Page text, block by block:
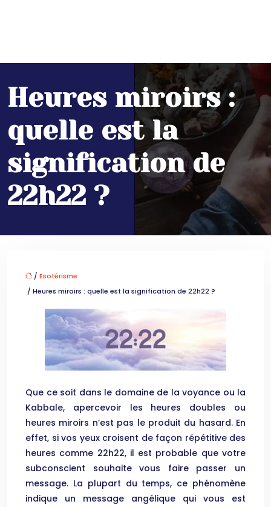
Heures miroirs :
quelle est la
signification de
22h22 ?
/ Esotérisme
/ Heures miroirs : quelle est la signification de 22h22 ?
Que ce soit dans le domaine de la voyance ou la
Kabbale, apercevoir les heures doubles ou
heures miroirs n’est pas le produit du hasard. En
effet, si vos yeux croisent de façon répétitive des
heures comme 22h22, il est probable que votre
subconscient souhaite vous faire passer un
message. La plupart du temps, ce phénomène
indique un message angélique qui vous est